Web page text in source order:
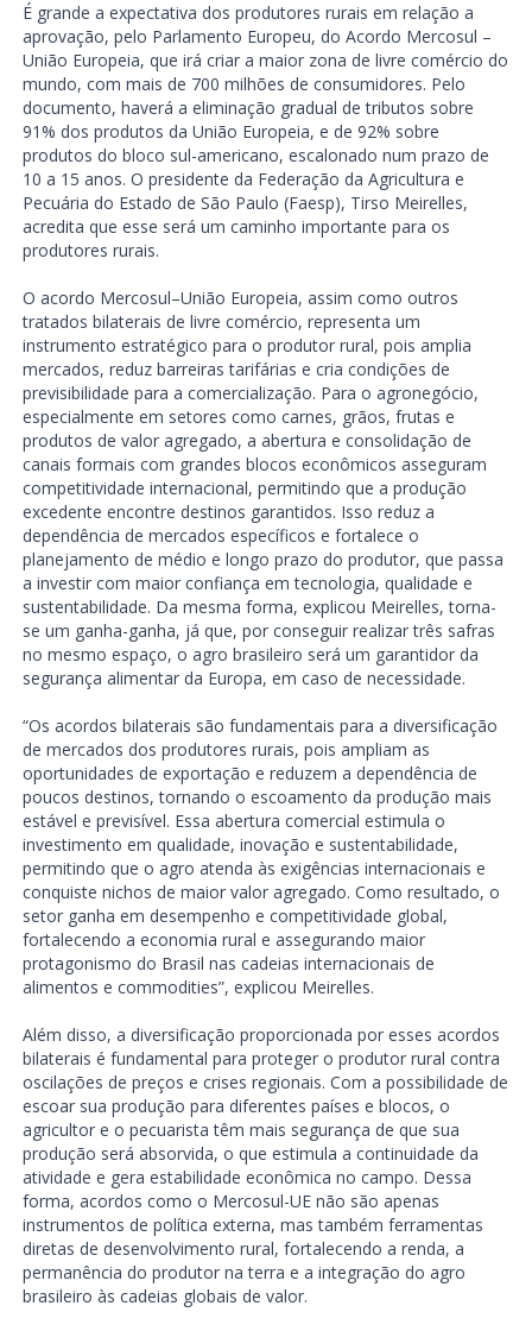
É grande a expectativa dos produtores rurais em relação a
aprovação, pelo Parlamento Europeu, do Acordo Mercosul –
União Europeia, que irá criar a maior zona de livre comércio do
mundo, com mais de 700 milhões de consumidores. Pelo
documento, haverá a eliminação gradual de tributos sobre
91% dos produtos da União Europeia, e de 92% sobre
produtos do bloco sul-americano, escalonado num prazo de
10 a 15 anos. O presidente da Federação da Agricultura e
Pecuária do Estado de São Paulo (Faesp), Tirso Meirelles,
acredita que esse será um caminho importante para os
produtores rurais.
O acordo Mercosul–União Europeia, assim como outros
tratados bilaterais de livre comércio, representa um
instrumento estratégico para o produtor rural, pois amplia
mercados, reduz barreiras tarifárias e cria condições de
previsibilidade para a comercialização. Para o agronegócio,
especialmente em setores como carnes, grãos, frutas e
produtos de valor agregado, a abertura e consolidação de
canais formais com grandes blocos econômicos asseguram
competitividade internacional, permitindo que a produção
excedente encontre destinos garantidos. Isso reduz a
dependência de mercados específicos e fortalece o
planejamento de médio e longo prazo do produtor, que passa
a investir com maior confiança em tecnologia, qualidade e
sustentabilidade. Da mesma forma, explicou Meirelles, torna-
se um ganha-ganha, já que, por conseguir realizar três safras
no mesmo espaço, o agro brasileiro será um garantidor da
segurança alimentar da Europa, em caso de necessidade.
“Os acordos bilaterais são fundamentais para a diversificação
de mercados dos produtores rurais, pois ampliam as
oportunidades de exportação e reduzem a dependência de
poucos destinos, tornando o escoamento da produção mais
estável e previsível. Essa abertura comercial estimula o
investimento em qualidade, inovação e sustentabilidade,
permitindo que o agro atenda às exigências internacionais e
conquiste nichos de maior valor agregado. Como resultado, o
setor ganha em desempenho e competitividade global,
fortalecendo a economia rural e assegurando maior
protagonismo do Brasil nas cadeias internacionais de
alimentos e commodities”, explicou Meirelles.
Além disso, a diversificação proporcionada por esses acordos
bilaterais é fundamental para proteger o produtor rural contra
oscilações de preços e crises regionais. Com a possibilidade de
escoar sua produção para diferentes países e blocos, o
agricultor e o pecuarista têm mais segurança de que sua
produção será absorvida, o que estimula a continuidade da
atividade e gera estabilidade econômica no campo. Dessa
forma, acordos como o Mercosul-UE não são apenas
instrumentos de política externa, mas também ferramentas
diretas de desenvolvimento rural, fortalecendo a renda, a
permanência do produtor na terra e a integração do agro
brasileiro às cadeias globais de valor.